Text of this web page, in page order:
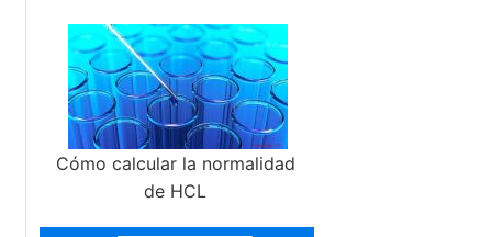
Cómo calcular la normalidad
de HCL